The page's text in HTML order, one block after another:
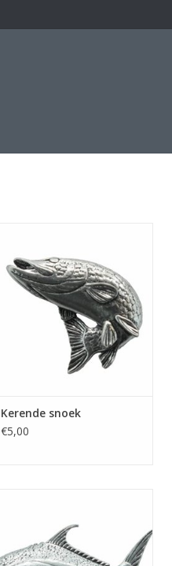
TOEVOEGEN AAN WINKELWAGEN
Kerende snoek
€5,00
TOEVOEGEN AAN WINKELWAGEN